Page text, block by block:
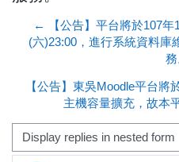
← 【公告】平台將於107年
(六)23:00，進行系統資料庫
務
【公告】東吳Moodle平台將
主機容量擴充，故本
Display mode